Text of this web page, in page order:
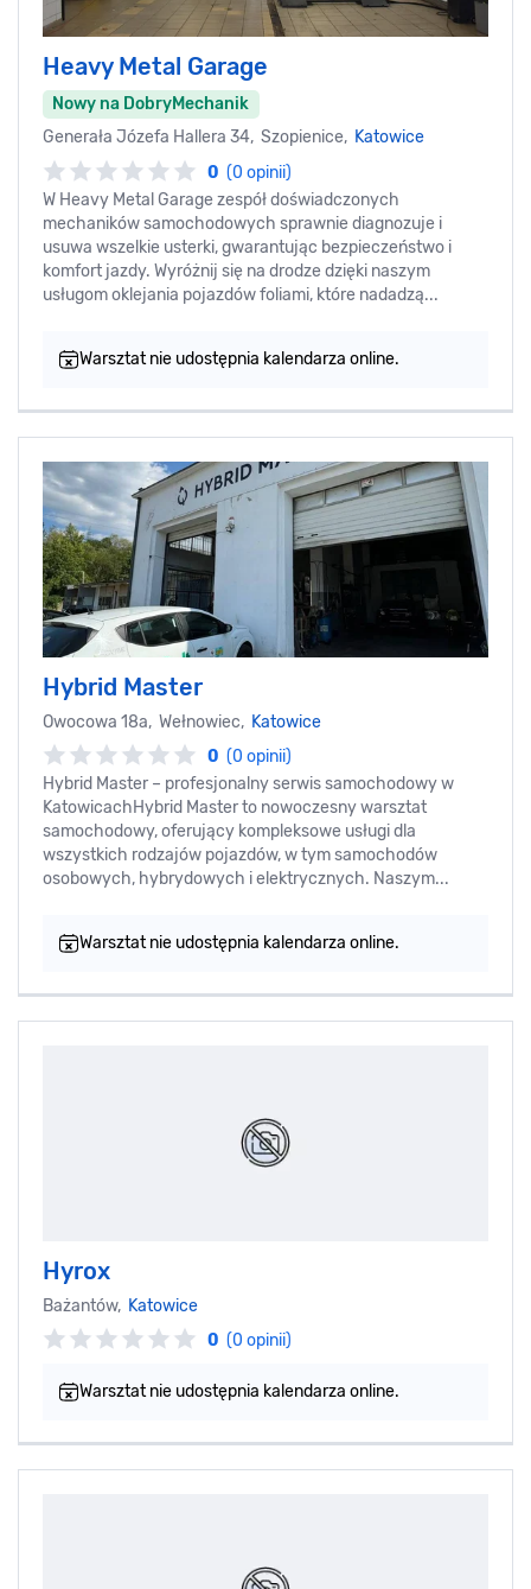
Heavy Metal Garage
Nowy na DobryMechanik
Generała Józefa Hallera 34, Szopienice, Katowice
0 (0 opinii)
W Heavy Metal Garage zespół doświadczonych
mechaników samochodowych sprawnie diagnozuje i
usuwa wszelkie usterki, gwarantując bezpieczeństwo i
komfort jazdy. Wyróżnij się na drodze dzięki naszym
usługom oklejania pojazdów foliami, które nadadzą...
Warsztat nie udostępnia kalendarza online.
Hybrid Master
Owocowa 18a, Wełnowiec, Katowice
0 (0 opinii)
Hybrid Master – profesjonalny serwis samochodowy w
KatowicachHybrid Master to nowoczesny warsztat
samochodowy, oferujący kompleksowe usługi dla
wszystkich rodzajów pojazdów, w tym samochodów
osobowych, hybrydowych i elektrycznych. Naszym...
Warsztat nie udostępnia kalendarza online.
Hyrox
Bażantów, Katowice
0 (0 opinii)
Warsztat nie udostępnia kalendarza online.